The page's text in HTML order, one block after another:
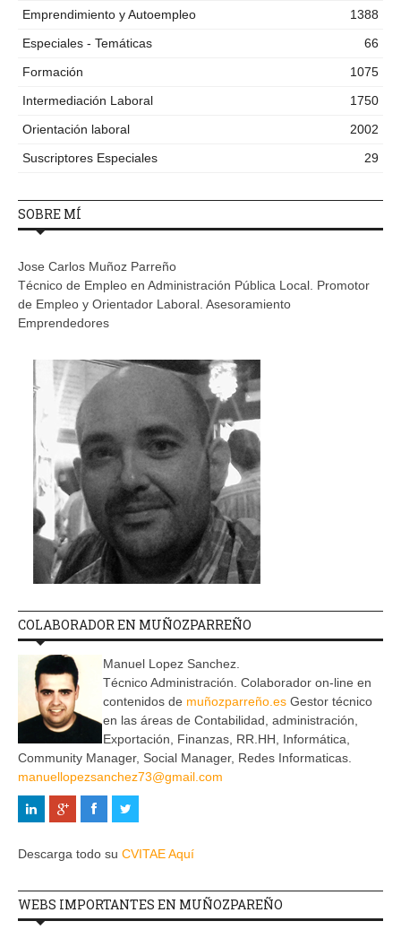
Emprendimiento y Autoempleo
1388
Especiales - Temáticas
66
Formación
1075
Intermediación Laboral
1750
Orientación laboral
2002
Suscriptores Especiales
29
SOBRE MÍ
Jose Carlos Muñoz Parreño
Técnico de Empleo en Administración Pública Local. Promotor
de Empleo y Orientador Laboral. Asesoramiento
Emprendedores
COLABORADOR EN MUÑOZPARREÑO
Manuel Lopez Sanchez.
Técnico Administración. Colaborador on-line en
contenidos de muñozparreño.es Gestor técnico
en las áreas de Contabilidad, administración,
Exportación, Finanzas, RR.HH, Informática,
Community Manager, Social Manager, Redes Informaticas.
manuellopezsanchez73@gmail.com
Descarga todo su CVITAE Aquí
WEBS IMPORTANTES EN MUÑOZPAREÑO